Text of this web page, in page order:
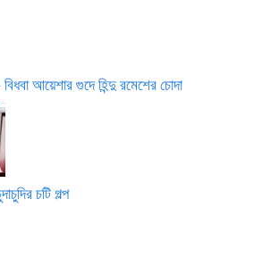
আয়েশার গুদে হিন্দু রমেশের চোদা
চটি গল্প